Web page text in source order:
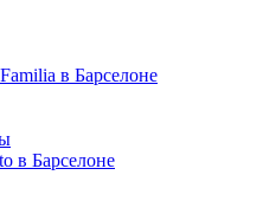
в Барселоне
в Барселоне